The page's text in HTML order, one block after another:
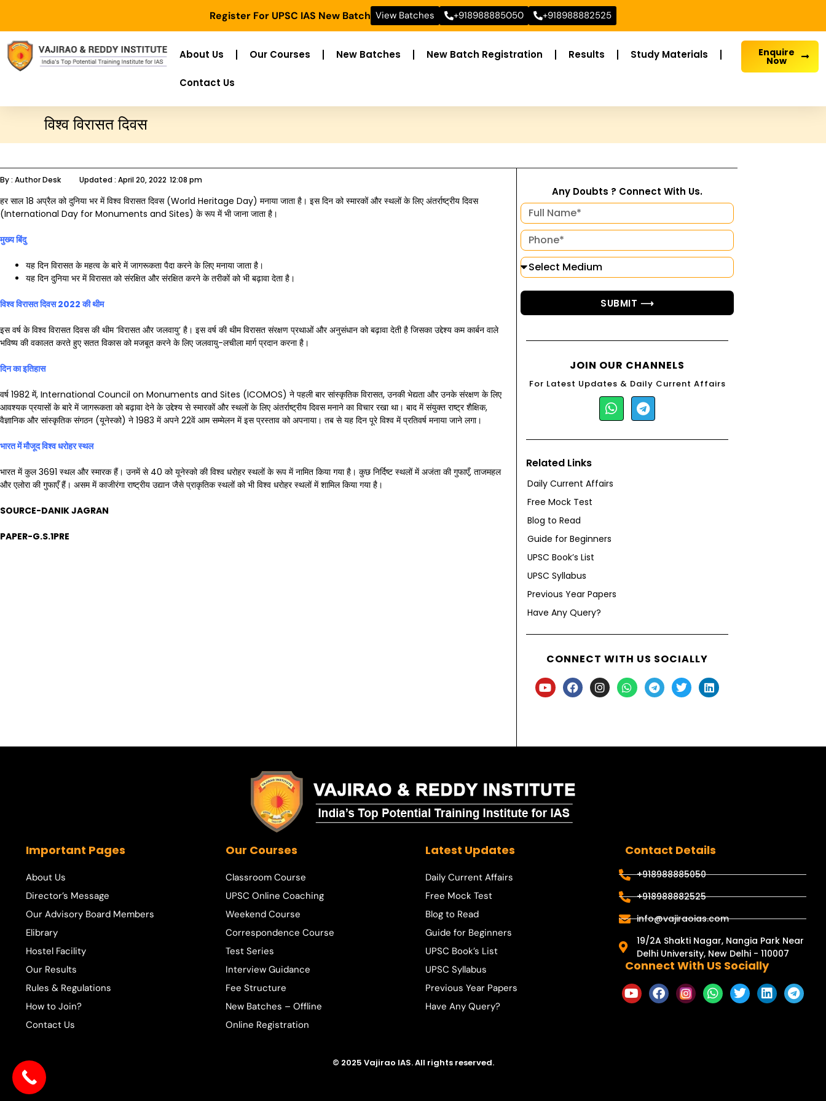
Register For UPSC IAS New Batch View Batches +918988885050 +918988882525
About Us Our Courses New Batches New Batch Registration Results Study Materials
Contact Us
Enquire
Now
विश्व विरासत दिवस
By : Author Desk Updated : April 20, 2022 12:08 pm
हर साल 18 अप्रैल को दुनिया भर में विश्व विरासत दिवस (World Heritage Day) मनाया जाता है। इस दिन को स्मारकों और स्थलों के लिए अंतर्राष्ट्रीय दिवस
(International Day for Monuments and Sites) के रूप में भी जाना जाता है।
मुख्य बिंदु
यह दिन विरासत के महत्व के बारे में जागरूकता पैदा करने के लिए मनाया जाता है।
यह दिन दुनिया भर में विरासत को संरक्षित और संरक्षित करने के तरीकों को भी बढ़ावा देता है।
विश्व विरासत दिवस2022की थीम
इस वर्ष के विश्व विरासत दिवस की थीम ‘विरासत और जलवायु’ है। इस वर्ष की थीम विरासत संरक्षण प्रथाओं और अनुसंधान को बढ़ावा देती है जिसका उद्देश्य कम कार्बन वाले
भविष्य की वकालत करते हुए सतत विकास को मजबूत करने के लिए जलवायु-लचीला मार्ग प्रदान करना है।
दिन का इतिहास
वर्ष 1982 में, International Council on Monuments and Sites (ICOMOS) ने पहली बार सांस्कृतिक विरासत, उनकी भेद्यता और उनके संरक्षण के लिए
आवश्यक प्रयासों के बारे में जागरूकता को बढ़ावा देने के उद्देश्य से स्मारकों और स्थलों के लिए अंतर्राष्ट्रीय दिवस मनाने का विचार रखा था। बाद में संयुक्त राष्ट्र शैक्षिक,
वैज्ञानिक और सांस्कृतिक संगठन (यूनेस्को) ने 1983 में अपने 22वें आम सम्मेलन में इस प्रस्ताव को अपनाया। तब से यह दिन पूरे विश्व में प्रतिवर्ष मनाया जाने लगा।
भारत में मौजूद विश्व धरोहर स्थल
भारत में कुल 3691 स्थल और स्मारक हैं। उनमें से 40 को यूनेस्को की विश्व धरोहर स्थलों के रूप में नामित किया गया है। कुछ निर्दिष्ट स्थलों में अजंता की गुफाएँ, ताजमहल
और एलोरा की गुफाएँ हैं। असम में काजीरंगा राष्ट्रीय उद्यान जैसे प्राकृतिक स्थलों को भी विश्व धरोहर स्थलों में शामिल किया गया है।
SOURCE-DANIK JAGRAN
PAPER-G.S.1PRE
Any Doubts ? Connect With Us.
SUBMIT ⟶
JOIN OUR CHANNELS
For Latest Updates & Daily Current Affairs
Related Links
Daily Current Affairs
Free Mock Test
Blog to Read
Guide for Beginners
UPSC Book’s List
UPSC Syllabus
Previous Year Papers
Have Any Query?
CONNECT WITH US SOCIALLY
Important Pages
About Us
Director’s Message
Our Advisory Board Members
Elibrary
Hostel Facility
Our Results
Rules & Regulations
How to Join?
Contact Us
Our Courses
Classroom Course
UPSC Online Coaching
Weekend Course
Correspondence Course
Test Series
Interview Guidance
Fee Structure
New Batches – Offline
Online Registration
Latest Updates
Daily Current Affairs
Free Mock Test
Blog to Read
Guide for Beginners
UPSC Book’s List
UPSC Syllabus
Previous Year Papers
Have Any Query?
Contact Details
+918988885050
+918988882525
info@vajiraoias.com
19/2A Shakti Nagar, Nangia Park Near
Delhi University, New Delhi - 110007
Connect With US Socially
© 2025 Vajirao IAS. All rights reserved.